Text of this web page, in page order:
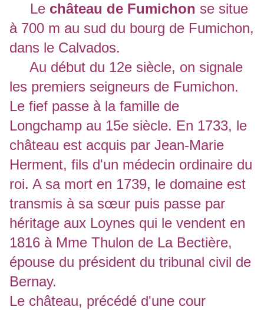
Le château de Fumichon se situe
à 700 m au sud du bourg de Fumichon,
dans le Calvados.
Au début du 12e siècle, on signale
les premiers seigneurs de Fumichon.
Le fief passe à la famille de
Longchamp au 15e siècle. En 1733, le
château est acquis par Jean-Marie
Herment, fils d'un médecin ordinaire du
roi. A sa mort en 1739, le domaine est
transmis à sa sœur puis passe par
héritage aux Loynes qui le vendent en
1816 à Mme Thulon de La Bectière,
épouse du président du tribunal civil de
Bernay.
Le château, précédé d'une cour